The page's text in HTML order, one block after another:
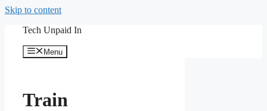
Skip to content
Tech Unpaid In
Menu
Train